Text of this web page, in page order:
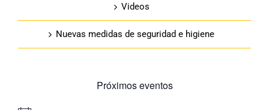
Videos
Nuevas medidas de seguridad e higiene
Próximos eventos